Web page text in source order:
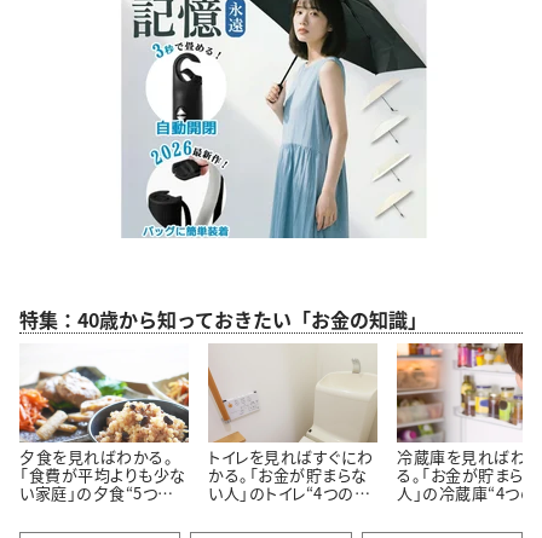
特集：40歳から知っておきたい「お金の知識」
夕食を見ればわかる。
「食費が平均よりも少な
い家庭」の夕食“5つの
トイレを見ればすぐにわ
かる。「お金が貯まらな
い人」のトイレ“4つの特
冷蔵庫を見ればわか
る。「お金が貯まら
人」の冷蔵庫“4つの